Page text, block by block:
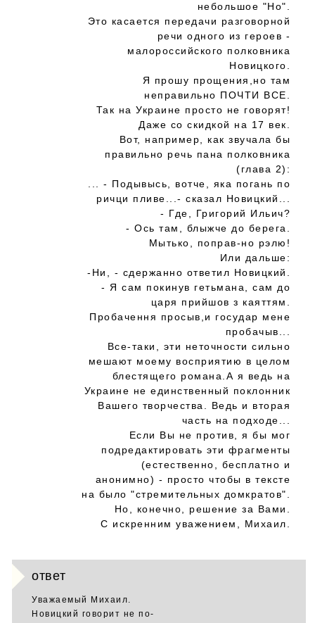
небольшое "Но".
Это касается передачи разговорной
речи одного из героев -
малороссийского полковника
Новицкого.
Я прошу прощения,но там
неправильно ПОЧТИ ВСЕ.
Так на Украине просто не говорят!
Даже со скидкой на 17 век.
Вот, например, как звучала бы
правильно речь пана полковника
(глава 2):
... - Подывысь, вотче, яка погань по
ричци пливе...- сказал Новицкий...
- Где, Григорий Ильич?
- Ось там, блыжче до берега.
Мытько, поправ-но рэлю!
Или дальше:
-Ни, - сдержанно ответил Новицкий.
- Я сам покинув гетьмана, сам до
царя прийшов з каяттям.
Пробачення просыв,и государ мене
пробачыв...
Все-таки, эти неточности сильно
мешают моему восприятию в целом
блестящего романа.А я ведь на
Украине не единственный поклонник
Вашего творчества. Ведь и вторая
часть на подходе...
Если Вы не против, я бы мог
подредактировать эти фрагменты
(естественно, бесплатно и
анонимно) - просто чтобы в тексте
на было "стремительных домкратов".
Но, конечно, решение за Вами.
С искренним уважением, Михаил.
ответ
Уважаемый Михаил.
Новицкий говорит не по-